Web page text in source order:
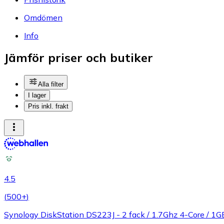
Omdömen
Info
Jämför priser och butiker
Alla filter
I lager
Pris inkl. frakt
4.5
(500+)
Synology DiskStation DS223J - 2 fack / 1.7Ghz 4-Core /